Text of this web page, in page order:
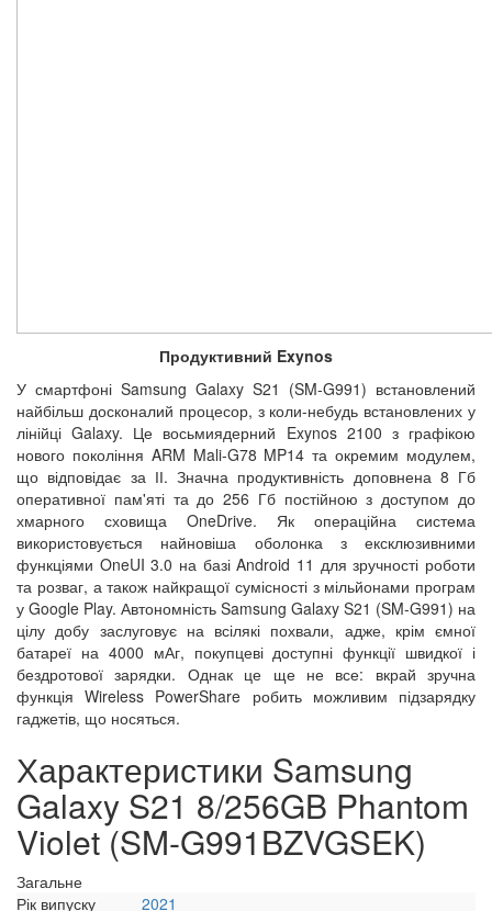
Продуктивний Exynos
У смартфоні Samsung Galaxy S21 (SM-G991) встановлений
найбільш досконалий процесор, з коли-небудь встановлених у
лінійці Galaxy. Це восьмиядерний Exynos 2100 з графікою
нового покоління ARM Mali-G78 MP14 та окремим модулем,
що відповідає за ІІ. Значна продуктивність доповнена 8 Гб
оперативної пам'яті та до 256 Гб постійною з доступом до
хмарного сховища OneDrive. Як операційна система
використовується найновіша оболонка з ексклюзивними
функціями OneUI 3.0 на базі Android 11 для зручності роботи
та розваг, а також найкращої сумісності з мільйонами програм
у Google Play. Автономність Samsung Galaxy S21 (SM-G991) на
цілу добу заслуговує на всілякі похвали, адже, крім ємної
батареї на 4000 мАг, покупцеві доступні функції швидкої і
бездротової зарядки. Однак це ще не все: вкрай зручна
функція Wireless PowerShare робить можливим підзарядку
гаджетів, що носяться.
Характеристики Samsung
Galaxy S21 8/256GB Phantom
Violet (SM-G991BZVGSEK)
Загальне
Рік випуску
2021